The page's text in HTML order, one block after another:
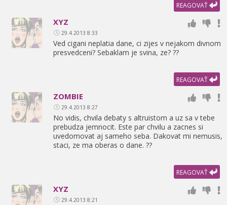
REAGOVAŤ
XYZ
29.4.2013 8:33
Ved cigani neplatia dane, ci zijes v nejakom divnom
presvedceni? Sebaklam je svina, ze? ??
REAGOVAŤ
ZOMBIE
29.4.2013 8:27
No vidis, chvila debaty s altruistom a uz sa v tebe
prebudza jemnocit. Este par chvilu a zacnes si
uvedomovat aj sameho seba. Dakovat mi nemusis,
staci, ze ma oberas o dane. ??
REAGOVAŤ
XYZ
29.4.2013 8:21